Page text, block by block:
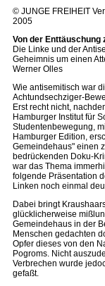
© JUNGE FREIHEIT
2005
Von der Enttäuschung
Die Linke und der
Geheimnis um einen
Werner Olles
Wie antisemitisch war
Achtundsechziger-
Erst recht nicht,
Hamburger Institut für
Studentenbewegung,
Hamburger Edition,
Gemeindehaus" einen
bedrückenden Doku-
war das Thema
folgende Präsentation
Linken noch einmal
Dabei bringt
glücklicherweise
Gemeindehaus in der
Menschen gedachten
Opfer dieses von den
Pogroms. Nicht
Verbrechen wurde
gefaßt.